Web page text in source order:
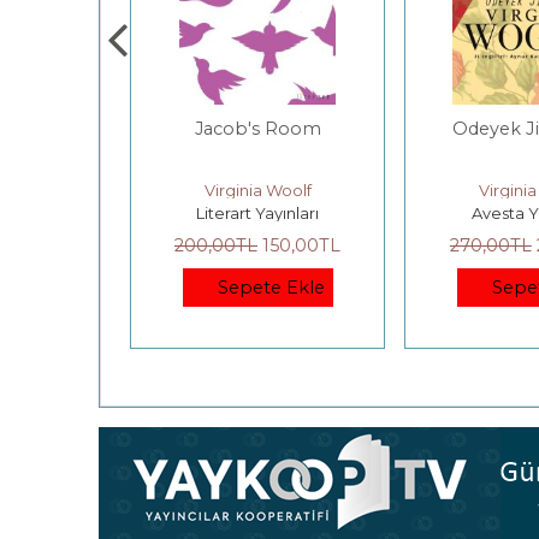
Jacob's Room
Virginia Woolf
Literart Yayınları
200,00TL 150,00TL
Sepete Ekle
Odeyek
Avesta
270,00TL